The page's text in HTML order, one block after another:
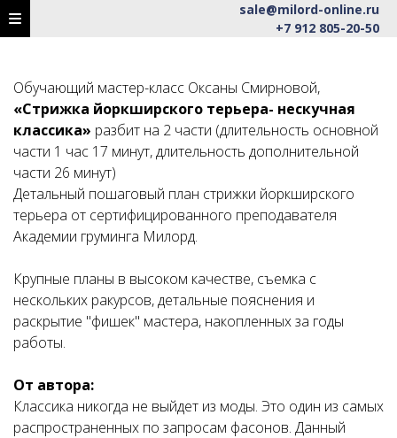
sale@milord-online.ru
+7 912 805-20-50
Обучающий мастер-класс Оксаны Смирновой,
«Стрижка йоркширского терьера- нескучная
классика» разбит на 2 части (длительность основной
части 1 час 17 минут, длительность дополнительной
части 26 минут)
Детальный пошаговый план стрижки йоркширского
терьера от сертифицированного преподавателя
Академии груминга Милорд.
Крупные планы в высоком качестве, съемка с
нескольких ракурсов, детальные пояснения и
раскрытие "фишек" мастера, накопленных за годы
работы.
От автора:
Классика никогда не выйдет из моды. Это один из самых
распространенных по запросам фасонов. Данный